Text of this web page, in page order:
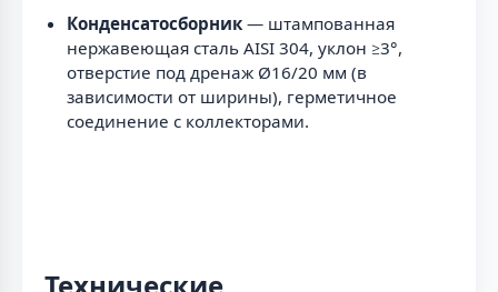
Конденсатосборник — штампованная
нержавеющая сталь AISI 304, уклон ≥3°,
отверстие под дренаж Ø16/20 мм (в
зависимости от ширины), герметичное
соединение с коллекторами.